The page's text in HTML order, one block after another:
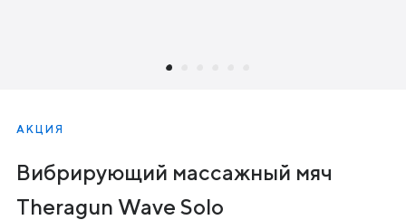
АКЦИЯ
Вибрирующий массажный мяч
Theragun Wave Solo